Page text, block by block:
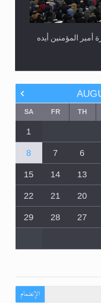
أمير المؤمنين أيده
TH
FR
SA
1
6
7
8
13
14
15
20
21
22
27
28
29
الإنضمام